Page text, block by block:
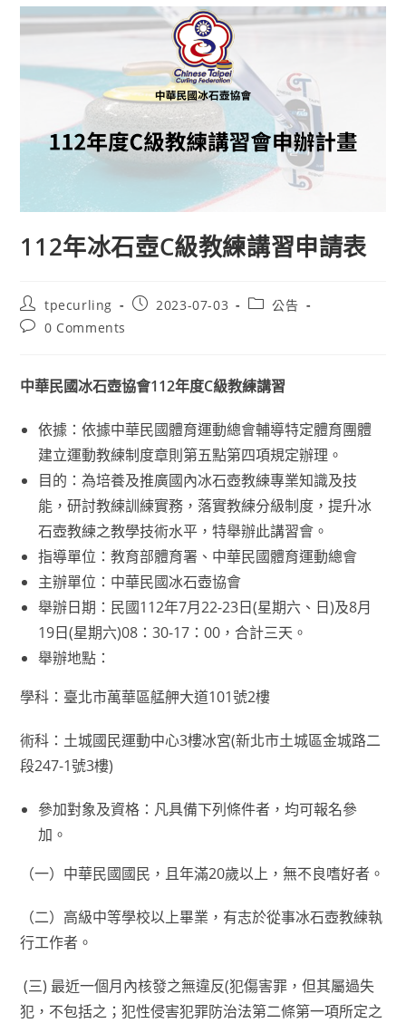
112年冰石壺C級教練講習申請表
Post
author:
tpecurling
Post2023-07-03
Post公告
Post0 Comments
中華民國冰石壺協會112年度C級教練講習
依據：依據中華民國體育運動總會輔導特定體育團體
建立運動教練制度章則第五點第四項規定辦理。
目的：為培養及推廣國內冰石壺教練專業知識及技
能，研討教練訓練實務，落實教練分級制度，提升冰
石壺教練之教學技術水平，特舉辦此講習會。
指導單位：教育部體育署、中華民國體育運動總會
主辦單位：中華民國冰石壺協會
舉辦日期：民國112年7月22-23日(星期六、日)及8月
19日(星期六)08：30-17：00，合計三天。
舉辦地點：
學科：臺北市萬華區艋舺大道101號2樓
術科：土城國民運動中心3樓冰宮(新北市土城區金城路二
段247-1號3樓)
參加對象及資格：凡具備下列條件者，均可報名參
加。
（一）中華民國國民，且年滿20歲以上，無不良嗜好者。
（二）高級中等學校以上畢業，有志於從事冰石壺教練執
行工作者。
(三) 最近一個月內核發之無違反(犯傷害罪，但其屬過失
犯，不包括之；犯性侵害犯罪防治法第二條第一項所定之